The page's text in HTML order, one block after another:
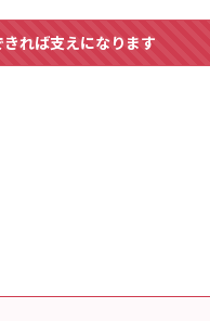
れば支えになります